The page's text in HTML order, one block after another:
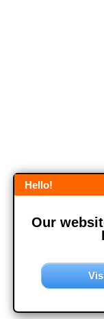
Hello!
Our